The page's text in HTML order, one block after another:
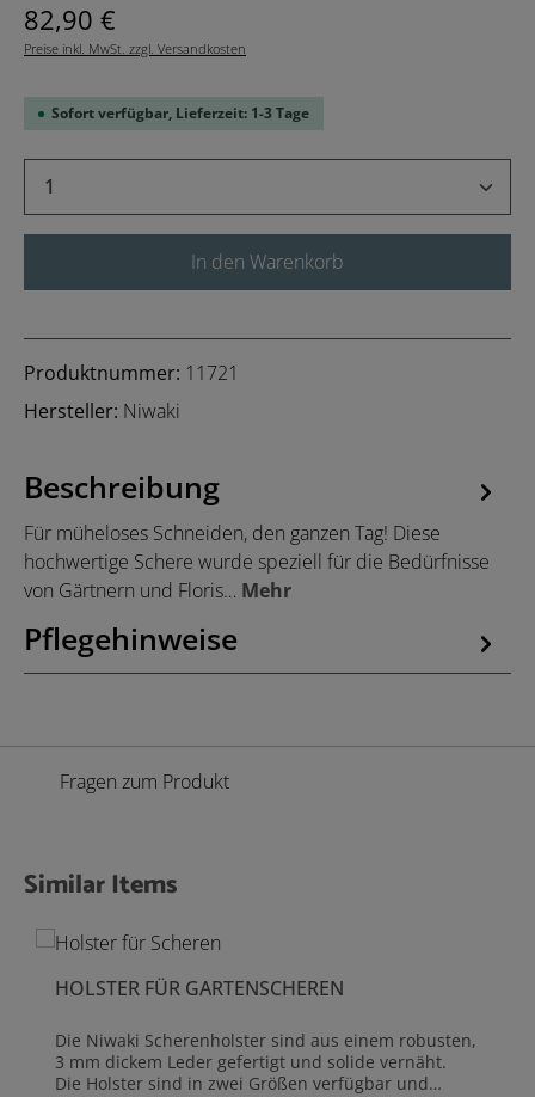
Regulärer Preis:
82,90 €
Preise inkl. MwSt. zzgl. Versandkosten
Sofort verfügbar, Lieferzeit: 1-3 Tage
Produkt Anzahl: Gib den gewünschten
In den Warenkorb
Produktnummer: 11721
Hersteller: Niwaki
Beschreibung
Für müheloses Schneiden, den ganzen Tag! Diese
hochwertige Schere wurde speziell für die Bedürfnisse
von Gärtnern und Floris… Mehr
Pflegehinweise
Fragen zum Produkt
Produktgalerie überspringen
Similar Items
HOLSTER FÜR GARTENSCHEREN
Die Niwaki Scherenholster sind aus einem robusten,
3 mm dickem Leder gefertigt und solide vernäht.
Die Holster sind in zwei Größen verfügbar und